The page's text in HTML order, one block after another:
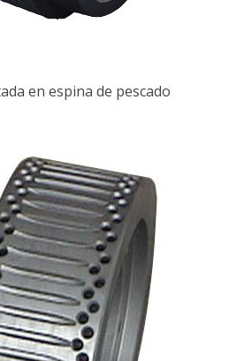
en espina de pescado